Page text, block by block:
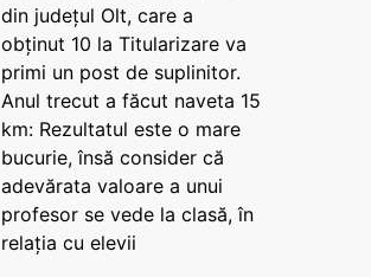
din județul Olt, care a
obținut 10 la Titularizare va
primi un post de suplinitor.
Anul trecut a făcut naveta 15
km: Rezultatul este o mare
bucurie, însă consider că
adevărata valoare a unui
profesor se vede la clasă, în
relația cu elevii